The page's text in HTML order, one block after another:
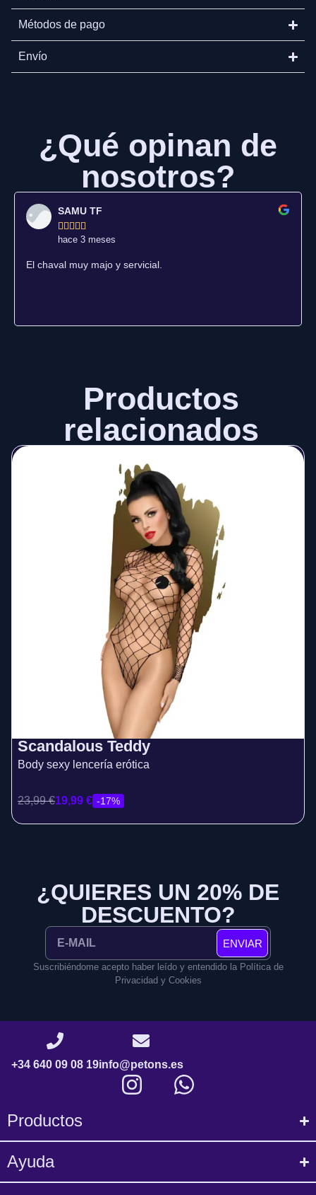
Métodos de pago
Envío
¿Qué opinan de
nosotros?
SAMU TF
    
hace 3 meses
El chaval muy majo y servicial.
Productos
relacionados
Scandalous Teddy
Body sexy lencería erótica
23,99€19,99 € -17%
¿QUIERES UN 20% DE
DESCUENTO?
ENVIAR
Suscribiéndome acepto haber leído y entendido la Política de
Privacidad y Cookies
+34 640 09 08 19info@petons.es
Productos
Ayuda